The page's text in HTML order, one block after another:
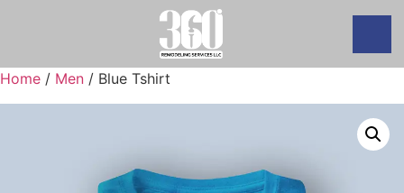
Home / Men / Blue Tshirt